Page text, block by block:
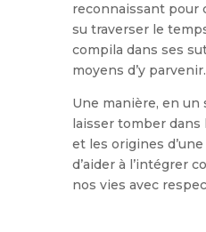
reconnaissant pour
su traverser le
compila dans ses
moyens d’y parvenir.
Une manière, en un
laisser tomber dans
et les origines
d’aider à l’intégrer
nos vies avec